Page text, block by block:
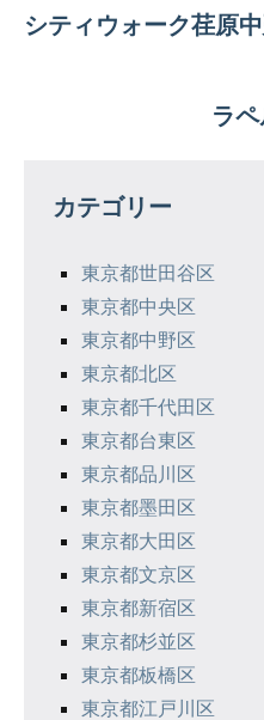
稿
ー
シティウォーク荏原
ラ
カテゴリー
東京都世田谷区
東京都中央区
東京都中野区
東京都北区
東京都千代田区
東京都台東区
東京都品川区
東京都墨田区
東京都大田区
東京都文京区
東京都新宿区
東京都杉並区
東京都板橋区
東京都江戸川区